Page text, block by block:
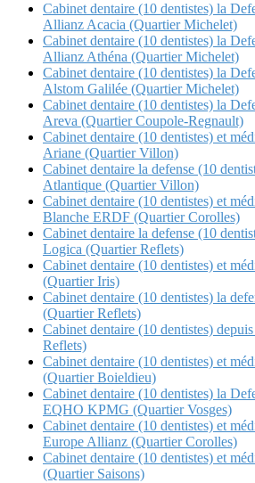
Cabinet dentaire (10 dentistes) la
Allianz Acacia (Quartier Michelet)
Cabinet dentaire (10 dentistes) la
Allianz Athéna (Quartier Michelet)
Cabinet dentaire (10 dentistes) la
Alstom Galilée (Quartier Michelet)
Cabinet dentaire (10 dentistes) la
Areva (Quartier Coupole-Regnault)
Cabinet dentaire (10 dentistes) et
Ariane (Quartier Villon)
Cabinet dentaire la defense (10
Atlantique (Quartier Villon)
Cabinet dentaire (10 dentistes) et
Blanche ERDF (Quartier Corolles)
Cabinet dentaire la defense (10
Logica (Quartier Reflets)
Cabinet dentaire (10 dentistes) et
(Quartier Iris)
Cabinet dentaire (10 dentistes) la
(Quartier Reflets)
Cabinet dentaire (10 dentistes)
Reflets)
Cabinet dentaire (10 dentistes) et
(Quartier Boieldieu)
Cabinet dentaire (10 dentistes) la
EQHO KPMG (Quartier Vosges)
Cabinet dentaire (10 dentistes) et
Europe Allianz (Quartier Corolles)
Cabinet dentaire (10 dentistes) et
(Quartier Saisons)